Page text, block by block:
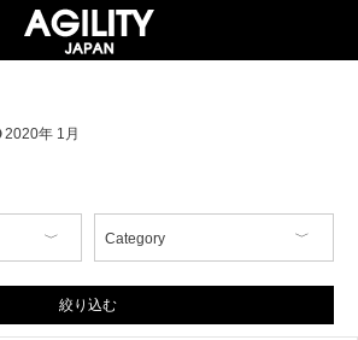
2020年 1月
Category
絞り込む